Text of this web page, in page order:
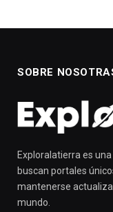
SOBRE
Exploralatierra es
buscan portales
mantenerse
mundo.